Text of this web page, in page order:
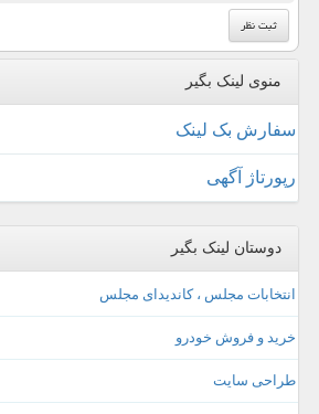
منوی لینک بگیر
سفارش بک لینک
رپورتاژ آگهی
دوستان لینک بگیر
انتخابات مجلس ، کاندیدای مجلس
خرید و فروش خودرو
طراحی سایت